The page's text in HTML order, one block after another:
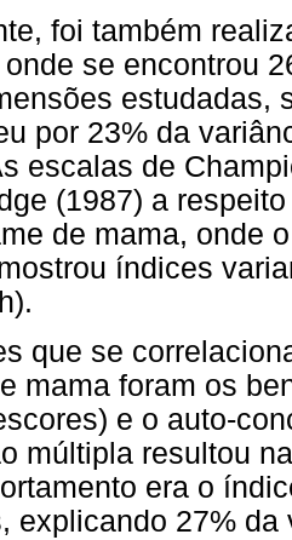
foi também
se encontrou
estudadas,
por 23% da
escalas de
(1987) a
de mama, onde
índices
que se
mama foram os
e o auto-
múltipla resultou
era o
explicando 27% da